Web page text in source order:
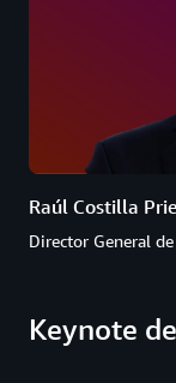
Raúl Costilla
Director General
Keynote